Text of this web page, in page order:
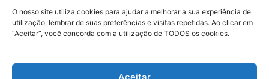
O nosso site utiliza cookies para ajudar a melhorar a sua experiência de
utilização, lembrar de suas preferências e visitas repetidas. Ao clicar em
“Aceitar”, você concorda com a utilização de TODOS os cookies.
Aceitar